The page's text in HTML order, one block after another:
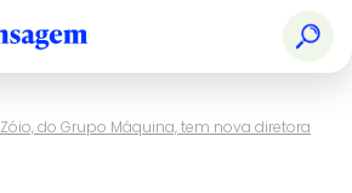
Zóio, do Grupo Máquina, tem nova diretora